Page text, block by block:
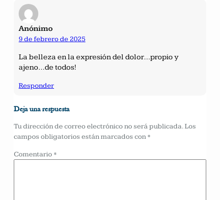
Anónimo
9 de febrero de 2025
La belleza en la expresión del dolor…propio y
ajeno…de todos!
Responder
Deja una respuesta
Tu dirección de correo electrónico no será publicada.Los
campos obligatorios están marcados con *
Comentario *